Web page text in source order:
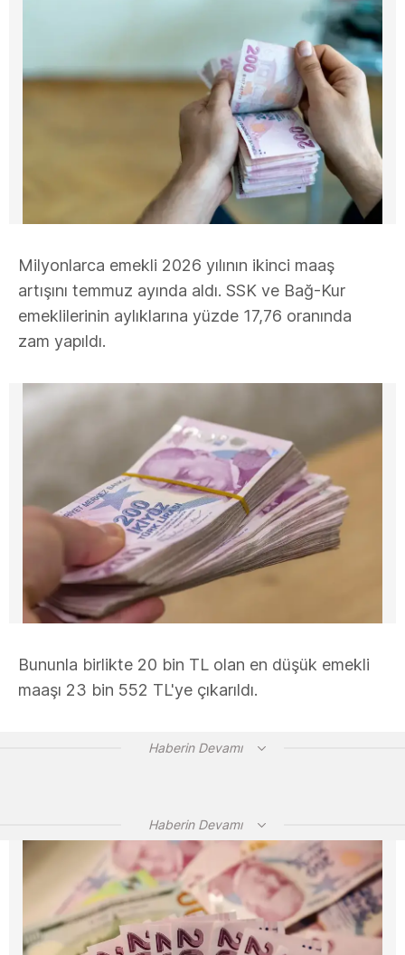
Milyonlarca emekli 2026 yılının ikinci maaş
artışını temmuz ayında aldı. SSK ve Bağ-Kur
emeklilerinin aylıklarına yüzde 17,76 oranında
zam yapıldı.
Bununla birlikte 20 bin TL olan en düşük emekli
maaşı 23 bin 552 TL'ye çıkarıldı.
Haberin Devamı
Haberin Devamı